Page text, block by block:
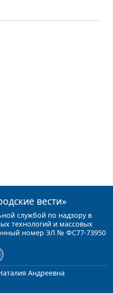
вести»
службой по надзору в
технологий и массовых
номер ЭЛ № ФС77-73950
Андреевна